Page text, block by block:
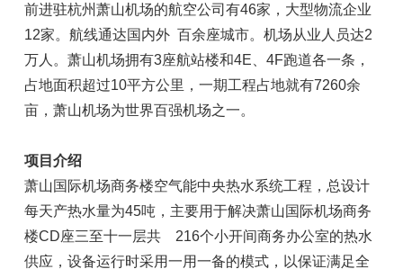
前进驻杭州萧山机场的航空公司有46家，大型物流企业
12家。航线通达国内外 百余座城市。机场从业人员达2
万人。萧山机场拥有3座航站楼和4E、4F跑道各一条，
占地面积超过10平方公里，一期工程占地就有7260余
亩，萧山机场为世界百强机场之一。
项目介绍
萧山国际机场商务楼空气能中央热水系统工程，总设计
每天产热水量为45吨，主要用于解决萧山国际机场商务
楼CD座三至十一层共 216个小开间商务办公室的热水
供应，设备运行时采用一用一备的模式，以保证满足全